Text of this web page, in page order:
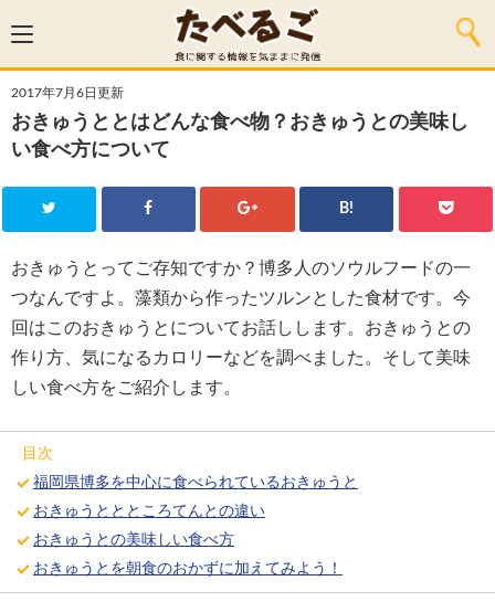
2017年7月6日更新
おきゅうととはどんな食べ物？おきゅうとの美味し
い食べ方について
B!
おきゅうとってご存知ですか？博多人のソウルフードの一
つなんですよ。藻類から作ったツルンとした食材です。今
回はこのおきゅうとについてお話しします。おきゅうとの
作り方、気になるカロリーなどを調べました。そして美味
しい食べ方をご紹介します。
目次
福岡県博多を中心に食べられているおきゅうと
おきゅうととところてんとの違い
おきゅうとの美味しい食べ方
おきゅうとを朝食のおかずに加えてみよう！